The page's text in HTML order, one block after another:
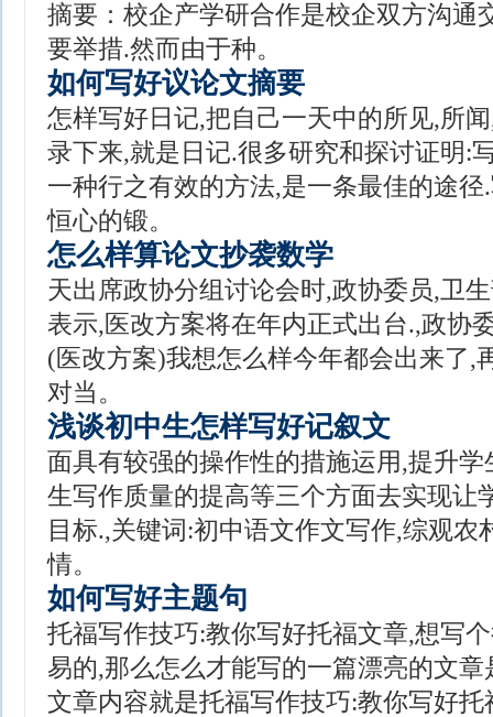
摘要：校企产学研合作是校企双方沟通
要举措.然而由于种。
如何写好议论文摘要
怎样写好日记,把自己一天中的所见,所
录下来,就是日记.很多研究和探讨证明:
一种行之有效的方法,是一条最佳的途
恒心的锻。
怎么样算论文抄袭数学
天出席政协分组讨论会时,政协委员,卫
表示,医改方案将在年内正式出台.,政协
(医改方案)我想怎么样今年都会出来了,
对当。
浅谈初中生怎样写好记叙文
面具有较强的操作性的措施运用,提升
生写作质量的提高等三个方面去实现让
目标.,关键词:初中语文作文写作,综观农
情。
如何写好主题句
托福写作技巧:教你写好托福文章,想写
易的,那么怎么才能写的一篇漂亮的文
文章内容就是托福写作技巧:教你写好